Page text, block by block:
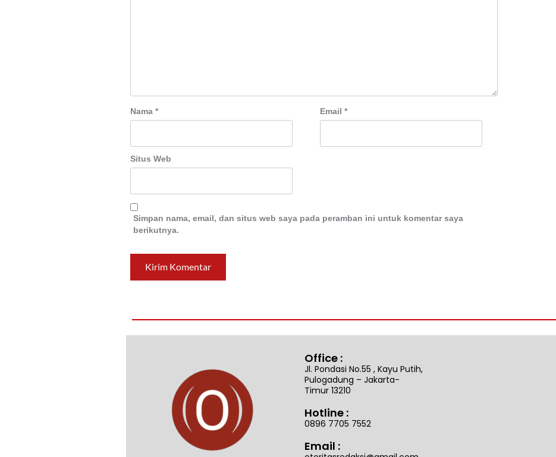
Nama* Email *
Situs Web
Simpan nama, email, dan situs web saya pada peramban ini untuk komentar saya
berikutnya.
Office :
Jl. Pondasi No.55 , Kayu Putih,
Pulogadung – Jakarta-
Timur 13210
Hotline :
0896 7705 7552
Email :